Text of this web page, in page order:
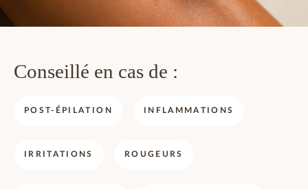
Conseillé en cas de :
POST-ÉPILATION INFLAMMATIONS
IRRITATIONS ROUGEURS